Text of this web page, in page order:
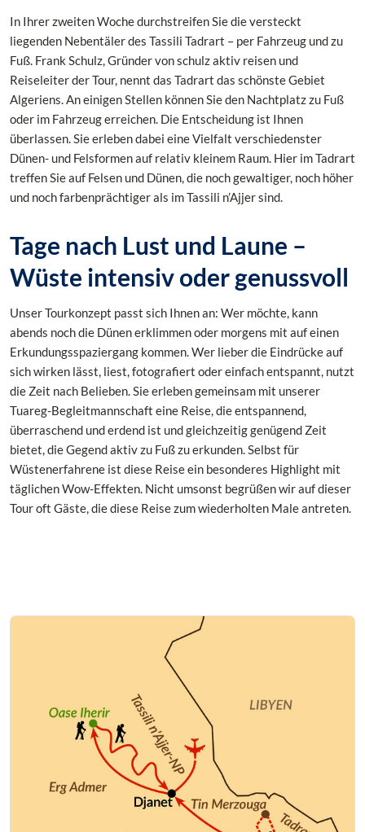
In Ihrer zweiten Woche durchstreifen Sie die versteckt
liegenden Nebentäler des Tassili Tadrart – per Fahrzeug und zu
Fuß. Frank Schulz, Gründer von schulz aktiv reisen und
Reiseleiter der Tour, nennt das Tadrart das schönste Gebiet
Algeriens.An einigen Stellen können Sie den Nachtplatz zu Fuß
oder im Fahrzeug erreichen. Die Entscheidung ist Ihnen
überlassen. Sie erleben dabei eine Vielfalt verschiedenster
Dünen- und Felsformen auf relativ kleinem Raum. Hier im Tadrart
treffen Sie auf Felsen und Dünen, die noch gewaltiger, noch höher
und noch farbenprächtiger als im Tassili n’Ajjer sind.
Tage nach Lust und Laune –
Wüste intensiv oder genussvoll
Unser Tourkonzept passt sich Ihnen an: Wer möchte, kann
abends noch die Dünen erklimmen oder morgens mit auf einen
Erkundungsspaziergang kommen. Wer lieber die Eindrücke auf
sich wirken lässt, liest, fotografiert oder einfach entspannt, nutzt
die Zeit nach Belieben.Sie erleben gemeinsam mit unserer
Tuareg-Begleitmannschaft eine Reise, die entspannend,
überraschend und erdend ist und gleichzeitig genügend Zeit
bietet, die Gegend aktiv zu Fuß zu erkunden. Selbst für
Wüstenerfahrene ist diese Reise ein besonderes Highlight mit
täglichen Wow-Effekten. Nicht umsonst begrüßen wir auf dieser
Tour oft Gäste, die diese Reise zum wiederholten Male antreten.